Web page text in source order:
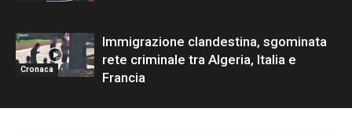
Cronaca
Immigrazione clandestina, sgominata
rete criminale tra Algeria, Italia e
Francia